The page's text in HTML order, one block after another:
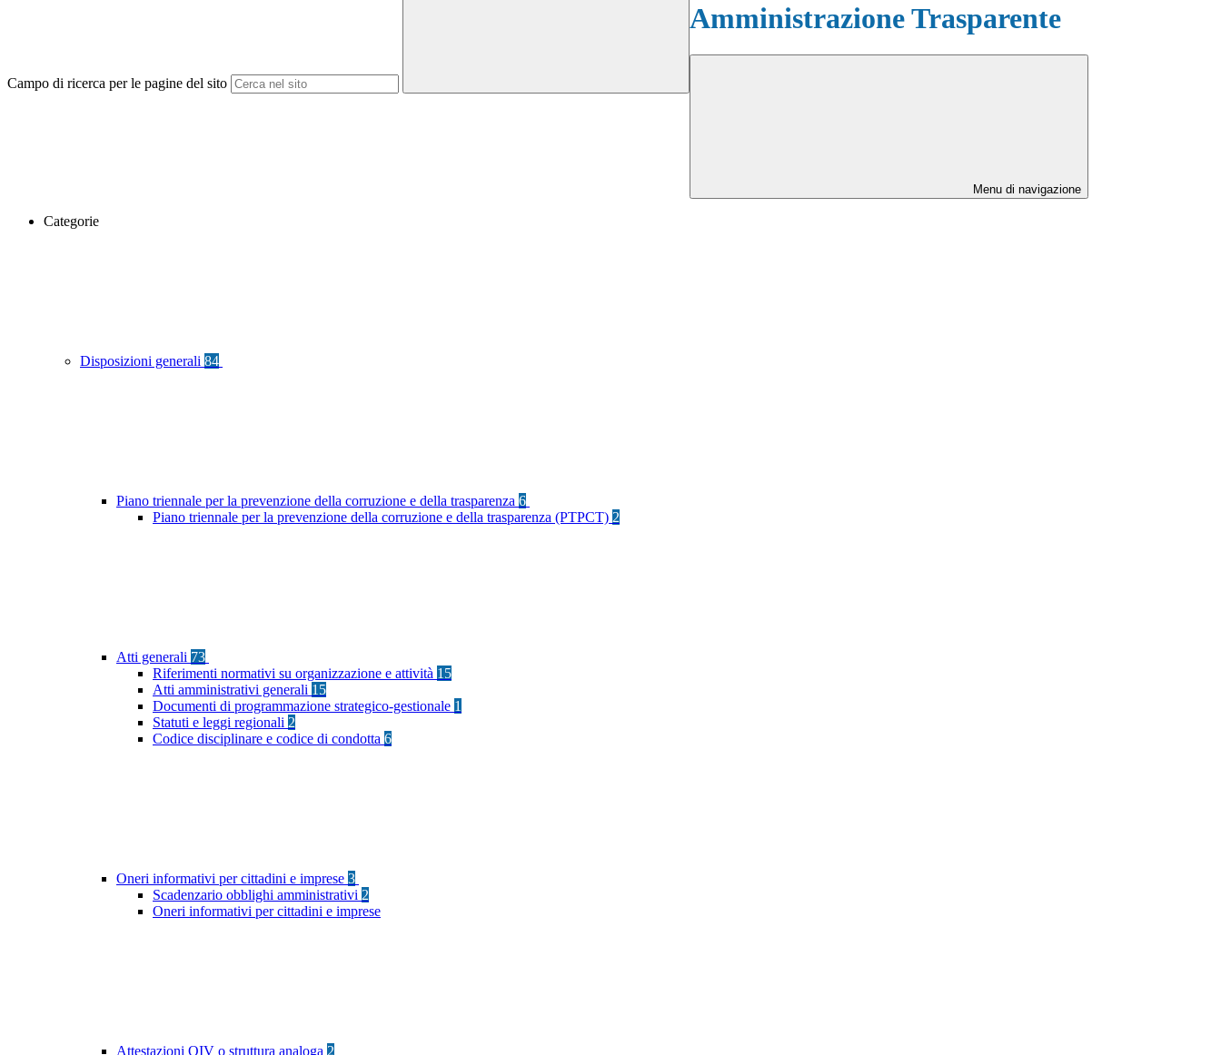
Campo di ricerca per le pagine del sito
Amministrazione Trasparente
Menu di navigazione
Categorie
Disposizioni generali 84
Piano triennale per la prevenzione della corruzione e della trasparenza 6
Piano triennale per la prevenzione della corruzione e della trasparenza (PTPCT) 2
Atti generali 73
Riferimenti normativi su organizzazione e attività 15
Atti amministrativi generali 15
Documenti di programmazione strategico-gestionale 1
Statuti e leggi regionali 2
Codice disciplinare e codice di condotta 6
Oneri informativi per cittadini e imprese 3
Scadenzario obblighi amministrativi 2
Oneri informativi per cittadini e imprese
Attestazioni OIV o struttura analoga 2